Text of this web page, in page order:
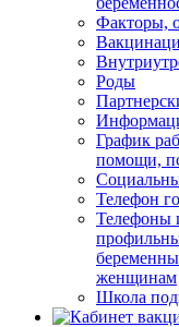
Факторы,
Роды
График
помощи,
Телефон
Телефоны
женщинам
Школа